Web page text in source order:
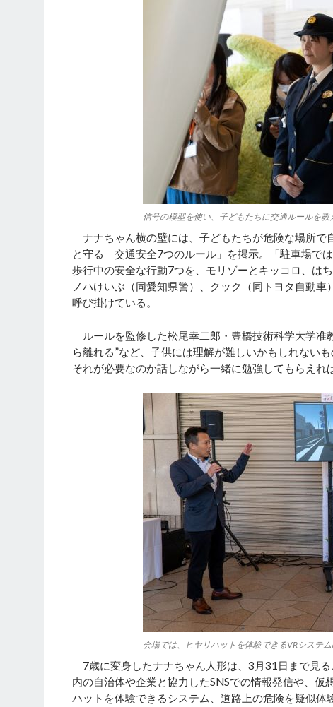
信号の模型を使い、子どもたちに交通ルールを
ナナちゃん横の壁には、子どもたちが危険な場所で
と守る 交通安全7つのルール」を掲示。「駐車場で
歩行中の安全な行動7つを、モリゾーとキッコロ、は
ノハけいぶ（同愛知県警）、クック（同トヨタ自動
呼び掛けている。
ルールを監修した松尾幸二郎・豊橋技術科学大学准
ら離れる”など、子供には理解が難しいかもしれない
それが必要なのか話しながら一緒に勉強してもらえれ
会場では、ヒヤリハットを体験できるVRシステ
7歳に変身したナナちゃん人形は、3月31日まで見
内の自治体や企業と協力したSNSでの情報発信や、
ハットを体験できるシステム、道路上の危険を疑似